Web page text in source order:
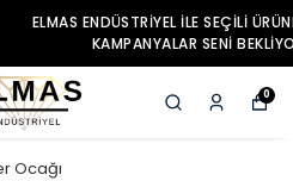
ILE SEÇILI ÜRÜNLERDE ÖZEL
SENI BEKLIYOR !
0
Ocağı